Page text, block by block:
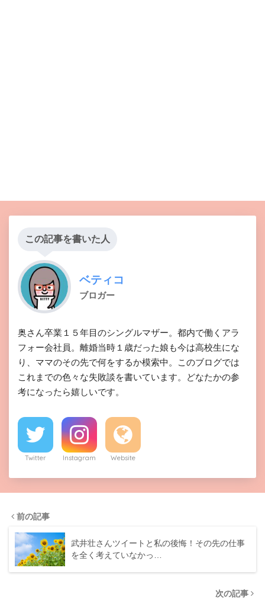
この記事を書いた人
ベティコ
ブロガー
奥さん卒業１５年目のシングルマザー。都内で働くアラ
フォー会社員。離婚当時１歳だった娘も今は高校生にな
り、ママのその先で何をするか模索中。このブログでは
これまでの色々な失敗談を書いています。どなたかの参
考になったら嬉しいです。
Twitter Instagram Website
前の記事
武井壮さんツイートと私の後悔！その先の仕事
を全く考えていなかっ…
次の記事